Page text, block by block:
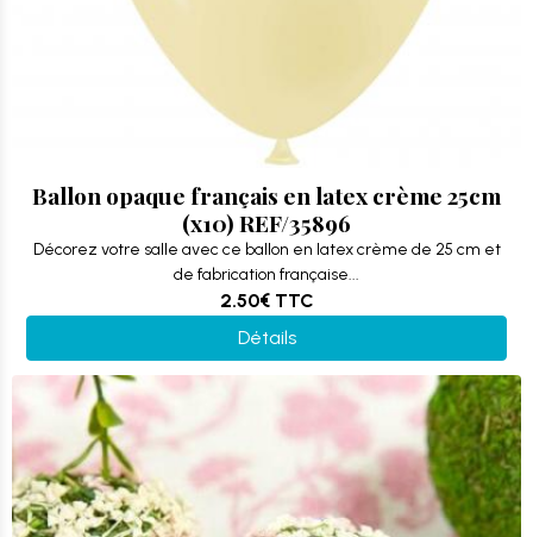
Ballon opaque français en latex crème 25cm
(x10) REF/35896
Décorez votre salle avec ce ballon en latex crème de 25 cm et
de fabrication française...
2.50€ TTC
Détails